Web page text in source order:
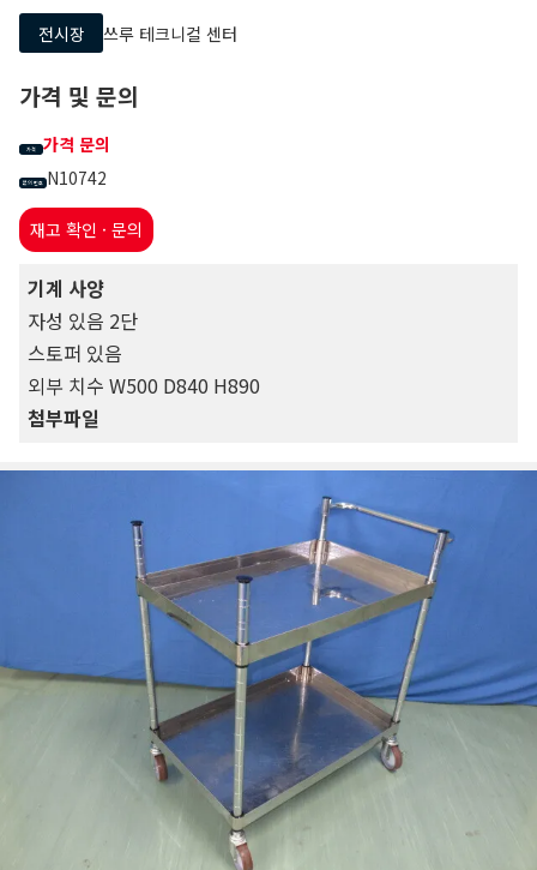
전시장 쓰루 테크니컬 센터
가격 및 문의
가격 가격 문의
문의 번호 N10742
재고 확인 · 문의
기계 사양
자성 있음 2단
스토퍼 있음
외부 치수 W500 D840 H890
첨부파일